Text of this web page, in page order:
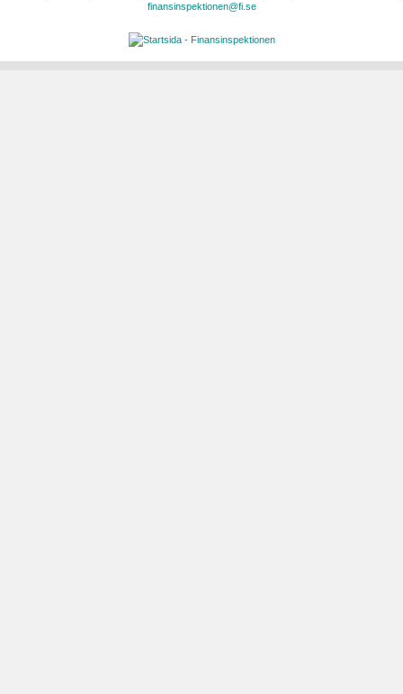
finansinspektionen@fi.se